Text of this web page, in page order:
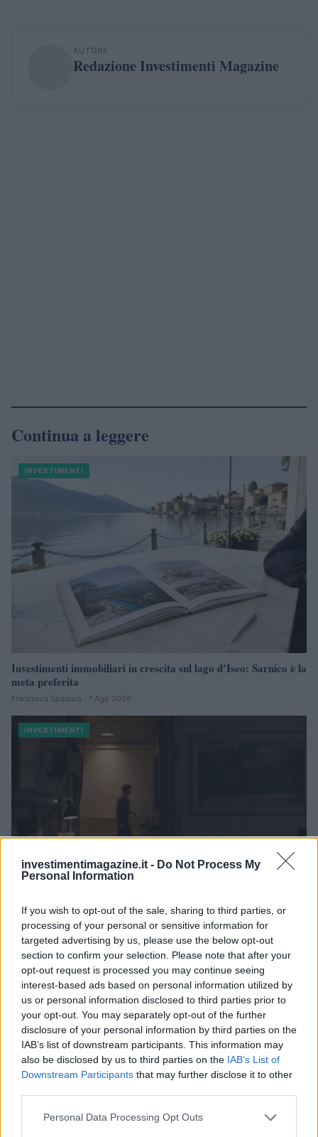
investimentimagazine.it - Do Not Process My
Personal Information
If you wish to opt-out of the sale, sharing to third parties, or
processing of your personal or sensitive information for
targeted advertising by us, please use the below opt-out
section to confirm your selection. Please note that after your
opt-out request is processed you may continue seeing
interest-based ads based on personal information utilized by
us or personal information disclosed to third parties prior to
your opt-out. You may separately opt-out of the further
disclosure of your personal information by third parties on the
IAB’s list of downstream participants. This information may
also be disclosed by us to third parties on the IAB’s List of
Downstream Participants that may further disclose it to other
Please note that this website/app uses one or more Google
Personal Data Processing Opt Outs
AUTORE
Redazione Investimenti Magazine
Continua a leggere
INVESTIMENTI
Investimenti immobiliari in crescita sul lago d’Iseo: Sarnico è la
meta preferita
Francesca Spadaro · 7 Ago 2026
INVESTIMENTI
Come la percezione del futuro influenza la scelta di avere figli:
uno studio su Italia, Germania, Usa e Argentina
Francesca Spadaro · 7 Ago 2026
INVESTIMENTI